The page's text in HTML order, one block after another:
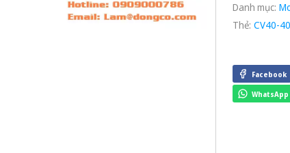
Danh mục:
Thẻ: CV40-
Facebook
WhatsApp